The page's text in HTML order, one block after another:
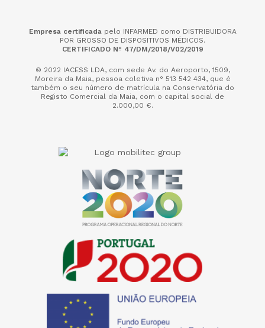
Empresa certificadapelo INFARMED como DISTRIBUIDORA
POR GROSSO DE DISPOSITIVOS MÉDICOS.
CERTIFICADO Nº 47/DM/2018/V02/2019
© 2022 IACESS LDA, com sede Av. do Aeroporto, 1509,
Moreira da Maia, pessoa coletiva n° 513 542 434, que é
também o seu número de matrícula na Conservatória do
Registo Comercial da Maia, com o capital social de
2.000,00 €.